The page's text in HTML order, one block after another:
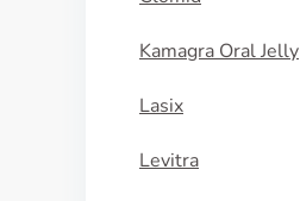
Kamagra Oral Jelly
Lasix
Levitra